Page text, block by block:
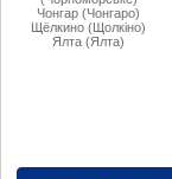
Чонгар (Чонгаро)
Щёлкино (Щолкiно)
Ялта (Ялта)